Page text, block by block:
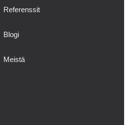
Referenssit
Blogi
Meistä